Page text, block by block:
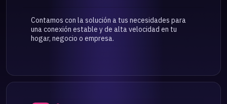
Contamos con la solución a tus necesidades para
una conexión estable y de alta velocidad en tu
hogar, negocio o empresa.